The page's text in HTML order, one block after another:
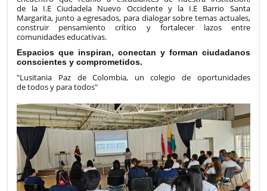
de la I.E Ciudadela Nuevo Occidente y la I.E Barrio Santa
Margarita, junto a egresados, para dialogar sobre temas actuales,
construir pensamiento crítico y fortalecer lazos entre
comunidades educativas.
Espacios que inspiran, conectan y forman ciudadanos
conscientes y comprometidos.
"Lusitania Paz de Colombia, un colegio de oportunidades
de todos y para todos"